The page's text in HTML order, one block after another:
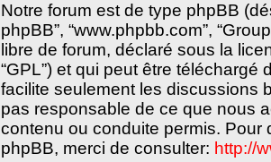
Notre forum est de type phpBB
phpBB”, “www.phpbb.com”,
libre de forum, déclaré sous la
“GPL”) et qui peut être téléchargé
facilite seulement les discussions
pas responsable de ce que nous
contenu ou conduite permis. Pour
phpBB, merci de consulter: http://